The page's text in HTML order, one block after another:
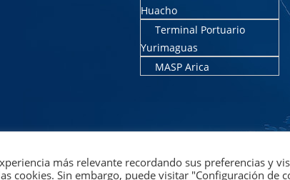
Huacho
Terminal Portuario
Yurimaguas
MASP Arica
más relevante recordando sus preferencias y
cookies. Sin embargo, puede visitar "Configuración de